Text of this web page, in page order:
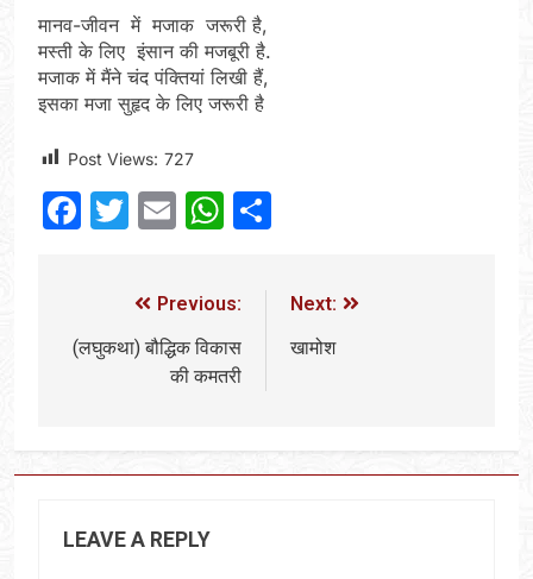
मानव-जीवन में मजाक जरूरी है,
मस्ती के लिए इंसान की मजबूरी है.
मजाक में मैंने चंद पंक्तियां लिखी हैं,
इसका मजा सुहृद के लिए जरूरी है
Post Views: 727
Facebook
Twitter
EmailWhatsApp
Previous:
(लघुकथा) बौद्धिक विकास
की कमतरी
Next:
खामोश
LEAVE A REPLY